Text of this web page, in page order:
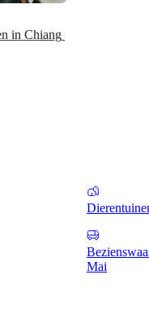
in Chiang
Mai